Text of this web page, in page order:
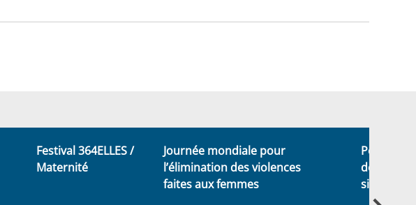
Festival 364ELLES /
Maternité
Journée mondiale pour
l’élimination des violences
faites aux femmes
signes